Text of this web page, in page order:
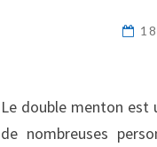
Le double menton est
de nombreuses